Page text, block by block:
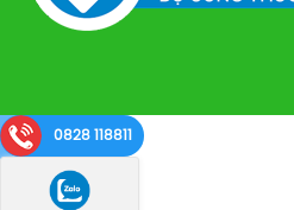
0828 118811